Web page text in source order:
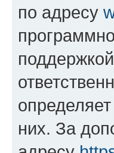
по адресу
них. За